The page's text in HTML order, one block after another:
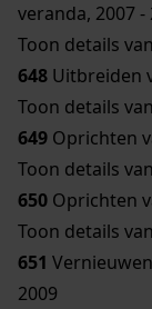
veranda, 2007 -
Toon details
648 Uitbreiden
Toon details
649 Oprichten
Toon details
650 Oprichten
Toon details
651
2009